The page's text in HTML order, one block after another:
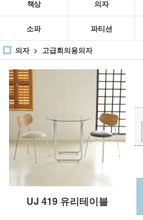
책상 의자
소파 파티션
의자
고급회의용의자
UJ 419 유리테이블